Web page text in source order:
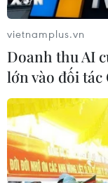
#Bầu cử thượng
#Thủ tướng Fumio
#Chính phủ Nhật
Theo dõi
vietnamplus.vn
Doanh thu AI
lớn vào đối tác